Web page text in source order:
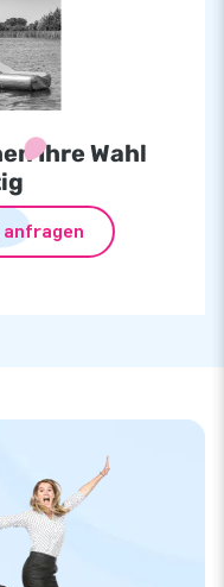
Ihre Wahl